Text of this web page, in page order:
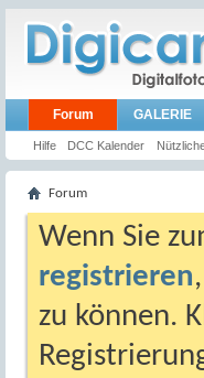
Forum
Hilfe DCC Kalender
GALERIE
Forum
Wenn Sie
registrieren
zu können.